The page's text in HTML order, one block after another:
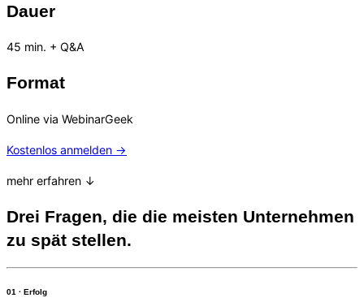
Dauer
45 min. + Q&A
Format
Online via WebinarGeek
Kostenlos anmelden →
mehr erfahren ↓
Drei Fragen, die die meisten Unternehmen
zu spät stellen.
01 · Erfolg